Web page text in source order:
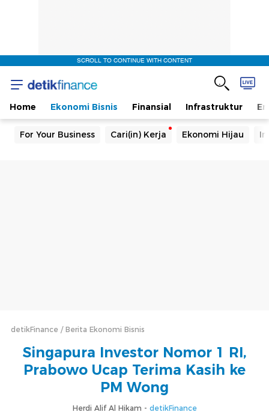
SCROLL TO CONTINUE WITH CONTENT
Home Ekonomi Bisnis Finansial Infrastruktur
For Your Business Cari(in) Kerja Ekonomi Hijau
detikFinance Berita Ekonomi Bisnis
Singapura Investor Nomor 1 RI,
Prabowo Ucap Terima Kasih ke
PM Wong
Herdi Alif Al Hikam - detikFinance